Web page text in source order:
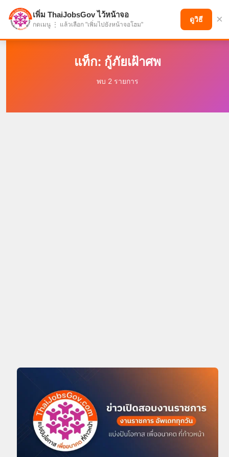
แบ่งปันโอกาส เพื่ออนาคตที่ก้าวหน้า
แท็ก: กู้ภัยเฝ้าศพ
พบ 2 รายการ
เพิ่ม ThaiJobsGov ไว้หน้าจอ
กดเมนู ⋮ แล้วเลือก "เพิ่มไปยังหน้าจอโฮม"
ดูวิธี ×